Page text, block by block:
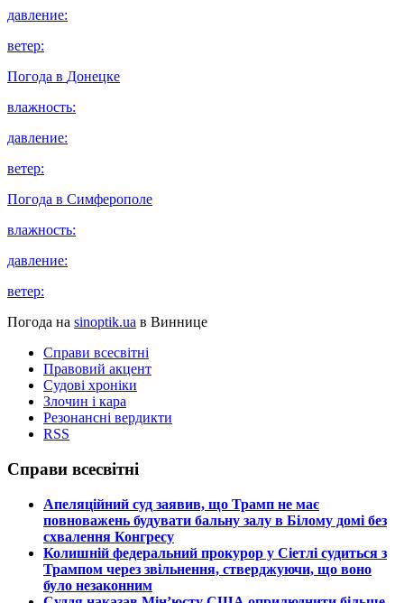
давление:
ветер:
Погода в Донецке
влажность:
давление:
ветер:
Погода в Симферополе
влажность:
давление:
ветер:
Погода на sinoptik.ua в Виннице
Справи всесвітні
Правовий акцент
Судові хроніки
Злочин і кара
Резонансні вердикти
RSS
Справи всесвітні
​Апеляційний суд заявив, що Трамп не має
повноважень будувати бальну залу в Білому домі без
схвалення Конгресу
​Колишній федеральний прокурор у Сіетлі судиться з
Трампом через звільнення, стверджуючи, що воно
було незаконним